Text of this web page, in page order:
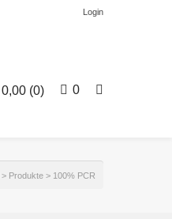
Login
0,00 (0) 0
> Produkte > 100% PCR